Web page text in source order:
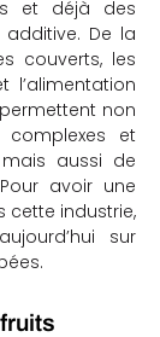
et déjà des
De la
couverts, les
l’alimentation
non
complexes et
aussi de
avoir une
cette industrie,
sur